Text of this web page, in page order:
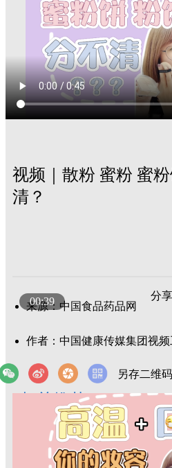
视频｜散粉 蜜粉 蜜
清？
来源：中国食品药品网
作者：中国健康传媒集团视频
分
另存二维码
相关推荐
00:39